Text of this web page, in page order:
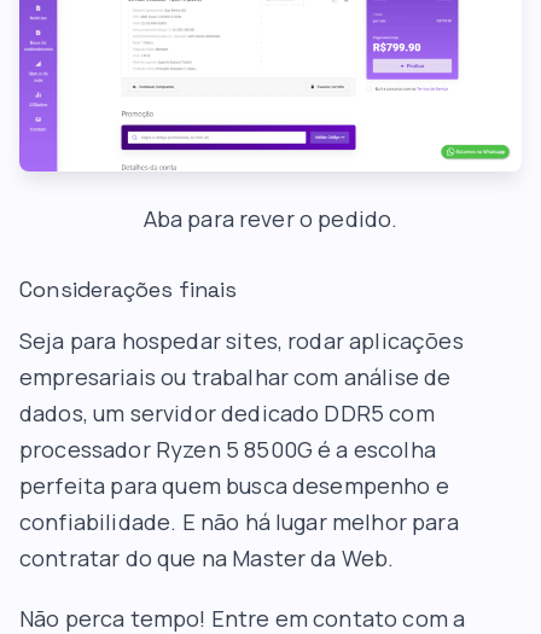
Aba para rever o pedido.
Considerações finais
Seja para hospedar sites, rodar aplicações
empresariais ou trabalhar com análise de
dados, um servidor dedicado DDR5 com
processador Ryzen 5 8500G é a escolha
perfeita para quem busca desempenho e
confiabilidade. E não há lugar melhor para
contratar do que na Master da Web.
Não perca tempo! Entre em contato com a